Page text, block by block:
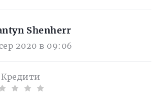
Shenherr
2020 в 09:06
Кредити